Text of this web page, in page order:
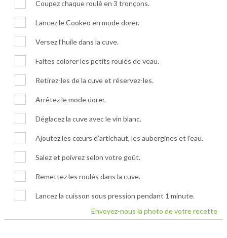
Coupez chaque roulé en 3 tronçons.
Lancez le Cookeo en mode dorer.
Versez l’huile dans la cuve.
Faites colorer les petits roulés de veau.
Retirez-les de la cuve et réservez-les.
Arrêtez le mode dorer.
Déglacez la cuve avec le vin blanc.
Ajoutez les cœurs d’artichaut, les aubergines et l’eau.
Salez et poivrez selon votre goût.
Remettez les roulés dans la cuve.
Lancez la cuisson sous pression pendant 1 minute.
Envoyez-nous la photo de votre recette